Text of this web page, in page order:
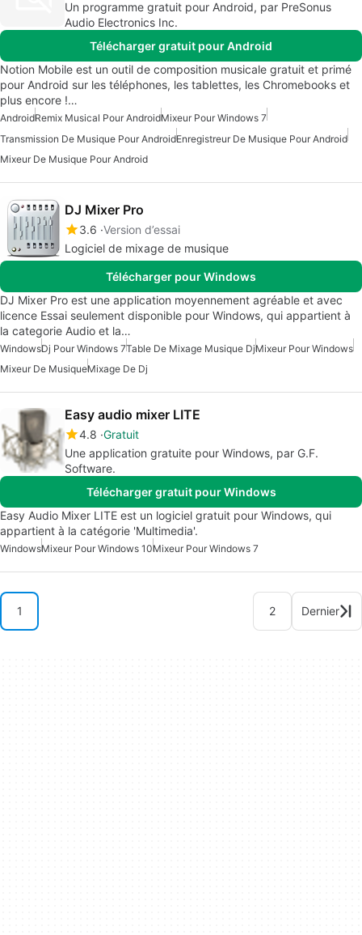
Un programme gratuit pour Android, par PreSonus
Audio Electronics Inc.
Télécharger gratuit pour Android
Notion Mobile est un outil de composition musicale gratuit et primé
pour Android sur les téléphones, les tablettes, les Chromebooks et
plus encore !…
AndroidRemix Musical Pour AndroidMixeur Pour Windows 7
Transmission De Musique Pour AndroidEnregistreur De Musique Pour Android
Mixeur De Musique Pour Android
DJ Mixer Pro
3.6 Version d’essai
Logiciel de mixage de musique
Télécharger pour Windows
DJ Mixer Pro est une application moyennement agréable et avec
licence Essai seulement disponible pour Windows, qui appartient à
la categorie Audio et la…
WindowsDj Pour Windows 7Table De Mixage Musique DjMixeur Pour Windows
Mixeur De MusiqueMixage De Dj
Easy audio mixer LITE
4.8 Gratuit
Une application gratuite pour Windows, par G.F.
Software.
Télécharger gratuit pour Windows
Easy Audio Mixer LITE est un logiciel gratuit pour Windows, qui
appartient à la catégorie 'Multimedia'.
WindowsMixeur Pour Windows 10Mixeur Pour Windows 7
1 2 Dernier